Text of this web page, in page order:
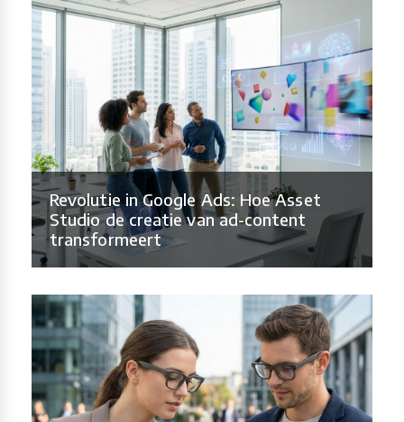
Revolutie in Google Ads: Hoe Asset
Studio de creatie van ad-content
transformeert